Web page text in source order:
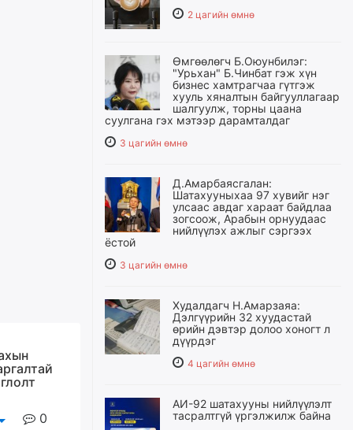
0
2 цагийн өмнө
Өмгөөлөгч Б.Оюунбилэг:
"Урьхан" Б.Чинбат гэж хүн
бизнес хамтрагчаа гүтгэж
хууль хяналтын байгууллагаар
шалгуулж, торны цаана
суулгана гэх мэтээр дарамталдаг
3 цагийн өмнө
Д.Амарбаясгалан:
Шатахууныхаа 97 хувийг нэг
улсаас авдаг хараат байдлаа
зогсоож, Арабын орнуудаас
нийлүүлэх ажлыг сэргээх
ёстой
3 цагийн өмнө
Худалдагч Н.Амарзаяа:
Дэлгүүрийн 32 хуудастай
өрийн дэвтэр долоо хоногт л
дүүрдэг
4 цагийн өмнө
АИ-92 шатахууны нийлүүлэлт
тасралтгүй үргэлжилж байна